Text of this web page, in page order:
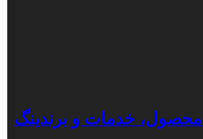
محصول، خدمات و برندینگ